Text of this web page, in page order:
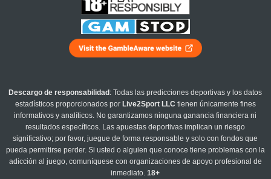
Descargo de responsabilidad : Todas las predicciones deportivas y los datos
estadísticos proporcionados por Live2Sport LLC tienen únicamente fines
informativos y analíticos. No garantizamos ninguna ganancia financiera ni
resultados específicos. Las apuestas deportivas implican un riesgo
significativo; por favor, juegue de forma responsable y solo con fondos que
pueda permitirse perder. Si usted o alguien que conoce tiene problemas con la
adicción al juego, comuníquese con organizaciones de apoyo profesional de
inmediato.18+